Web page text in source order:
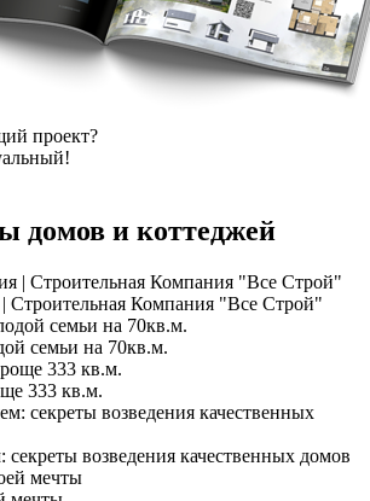
проект?
домов и коттеджей
Строительная Компания "Все Строй"
семьи на 70кв.м.
333 кв.м.
секреты возведения качественных домов